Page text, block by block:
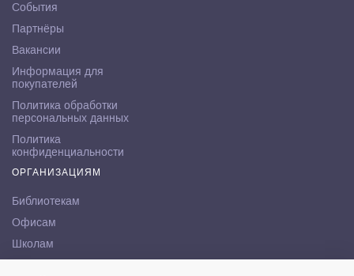
События
Партнёры
Вакансии
Информация для
покупателей
Политика обработки
персональных данных
Политика
конфиденциальности
ОРГАНИЗАЦИЯМ
Библиотекам
Офисам
Школам